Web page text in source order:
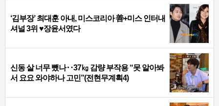
‘김부장’ 최대훈 아내, 미스코리아 善+미스 인터내
셔널 3위 ♥장윤서였다
신동 살 너무 뺐나‥37㎏ 감량 부작용 “못 알아봐
서 요요 와야하나 고민”(전현무계획4)